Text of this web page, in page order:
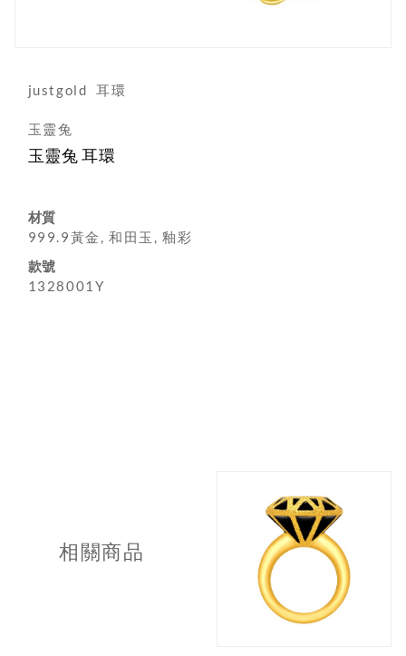
justgold 耳環
玉靈兔
玉靈兔 耳環
材質
999.9黃金, 和田玉, 釉彩
款號
1328001Y
相關商品